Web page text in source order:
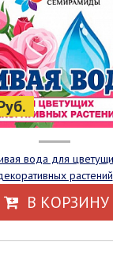
растений
В КОРЗИНУ